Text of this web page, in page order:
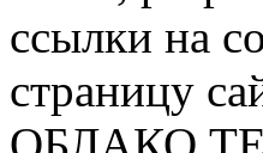
ссылки на
страницу